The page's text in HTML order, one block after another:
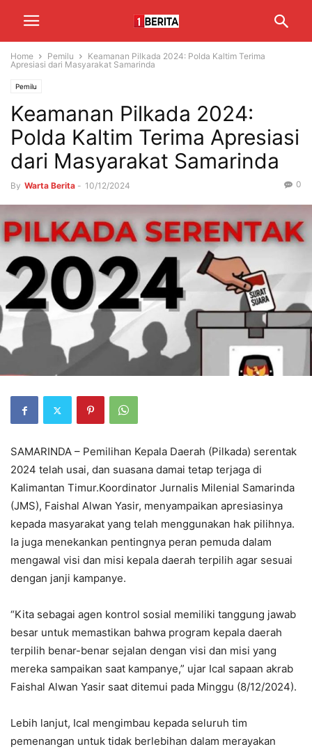
Home Pemilu
Keamanan Pilkada 2024: Polda Kaltim Terima
Apresiasi dari Masyarakat Samarinda
Pemilu
Keamanan Pilkada 2024:
Polda Kaltim Terima Apresiasi
dari Masyarakat Samarinda
By Warta Berita - 10/12/2024 0
SAMARINDA – Pemilihan Kepala Daerah (Pilkada) serentak
2024 telah usai, dan suasana damai tetap terjaga di
Kalimantan Timur.Koordinator Jurnalis Milenial Samarinda
(JMS), Faishal Alwan Yasir, menyampaikan apresiasinya
kepada masyarakat yang telah menggunakan hak pilihnya.
Ia juga menekankan pentingnya peran pemuda dalam
mengawal visi dan misi kepala daerah terpilih agar sesuai
dengan janji kampanye.
“Kita sebagai agen kontrol sosial memiliki tanggung jawab
besar untuk memastikan bahwa program kepala daerah
terpilih benar-benar sejalan dengan visi dan misi yang
mereka sampaikan saat kampanye,” ujar Ical sapaan akrab
Faishal Alwan Yasir saat ditemui pada Minggu (8/12/2024).
Lebih lanjut, Ical mengimbau kepada seluruh tim
pemenangan untuk tidak berlebihan dalam merayakan